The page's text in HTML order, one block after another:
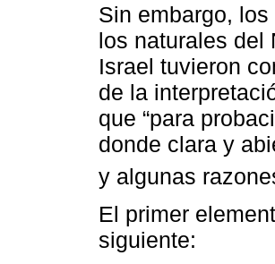
Sin embargo,
los naturales del
Israel tuvieron
de la
que “para
donde clara y
y algunas
El primer
siguiente: